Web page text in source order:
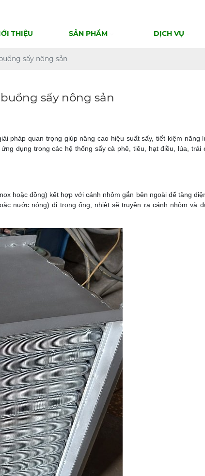
THIỆU SẢN PHẨM DỊCH VỤ
sấy nông sản
sấy nông sản
pháp quan trọng giúp nâng cao hiệu suất sấy, tiết kiệm năng
dụng trong các hệ thống sấy cà phê, tiêu, hạt điều, lúa,
hoặc đồng) kết hợp với cánh nhôm gắn bên ngoài để tăng
nước nóng) đi trong ống, nhiệt sẽ truyền ra cánh nhôm và